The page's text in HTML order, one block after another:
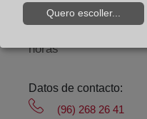
Agosto: De lunes a
horas
Datos de contacto:
(96) 268 26 41
Quero escoller...